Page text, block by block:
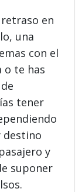
en
una
con el
o te has
tener
destino
y
suponer